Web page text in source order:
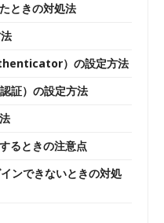
ときの対処法
）の設定方法
証）の設定方法
るときの注意点
ンできないときの対処